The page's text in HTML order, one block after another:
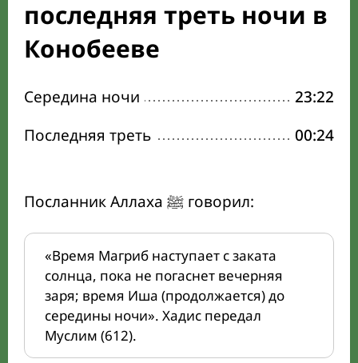
последняя треть ночи в
Конобееве
Середина ночи
23:22
Последняя треть
00:24
Посланник Аллаха ﷺ говорил:
«Время Магриб наступает с заката
солнца, пока не погаснет вечерняя
заря; время Иша (продолжается) до
середины ночи». Хадис передал
Муслим (612).